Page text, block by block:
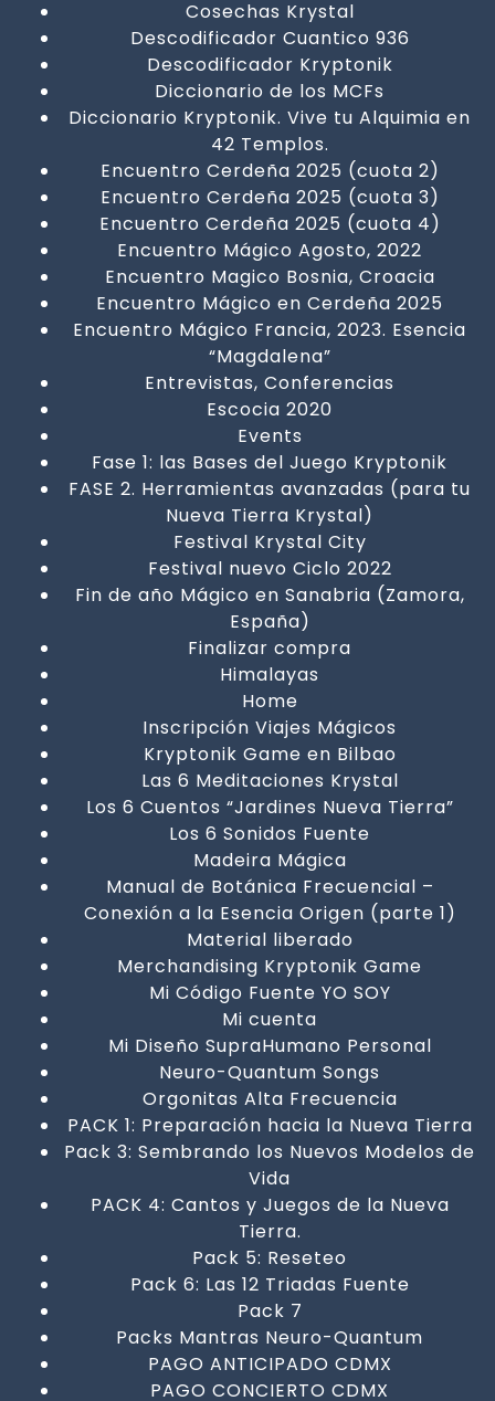
Cosechas Krystal
Descodificador Cuantico 936
Descodificador Kryptonik
Diccionario de los MCFs
Diccionario Kryptonik. Vive tu Alquimia en
42 Templos.
Encuentro Cerdeña 2025 (cuota 2)
Encuentro Cerdeña 2025 (cuota 3)
Encuentro Cerdeña 2025 (cuota 4)
Encuentro Mágico Agosto, 2022
Encuentro Magico Bosnia, Croacia
Encuentro Mágico en Cerdeña 2025
Encuentro Mágico Francia, 2023. Esencia
“Magdalena”
Entrevistas, Conferencias
Escocia 2020
Events
Fase 1: las Bases del Juego Kryptonik
FASE 2. Herramientas avanzadas (para tu
Nueva Tierra Krystal)
Festival Krystal City
Festival nuevo Ciclo 2022
Fin de año Mágico en Sanabria (Zamora,
España)
Finalizar compra
Himalayas
Home
Inscripción Viajes Mágicos
Kryptonik Game en Bilbao
Las 6 Meditaciones Krystal
Los 6 Cuentos “Jardines Nueva Tierra”
Los 6 Sonidos Fuente
Madeira Mágica
Manual de Botánica Frecuencial –
Conexión a la Esencia Origen (parte 1)
Material liberado
Merchandising Kryptonik Game
Mi Código Fuente YO SOY
Mi cuenta
Mi Diseño SupraHumano Personal
Neuro-Quantum Songs
Orgonitas Alta Frecuencia
PACK 1: Preparación hacia la Nueva Tierra
Pack 3: Sembrando los Nuevos Modelos de
Vida
PACK 4: Cantos y Juegos de la Nueva
Tierra.
Pack 5: Reseteo
Pack 6: Las 12 Triadas Fuente
Pack 7
Packs Mantras Neuro-Quantum
PAGO ANTICIPADO CDMX
PAGO CONCIERTO CDMX